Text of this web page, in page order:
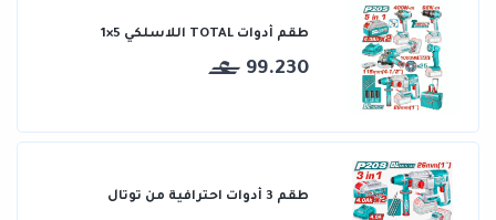
طقم أدوات TOTAL اللاسلكي 5×1
99.230
طقم 3 أدوات احترافية من توتال